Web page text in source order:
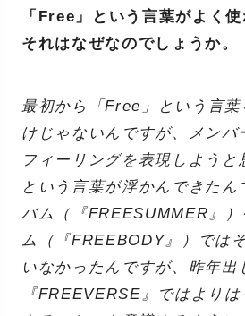
「Free」という言葉がよく使
それはなぜなのでしょうか。
最初から「Free」という言
けじゃないんですが、メンバ
フィーリングを表現しようと
という言葉が浮かんできた
バム（『FREESUMMER』
ム（『FREEBODY』）では
いなかったんですが、昨年出
『FREEVERSE』ではより